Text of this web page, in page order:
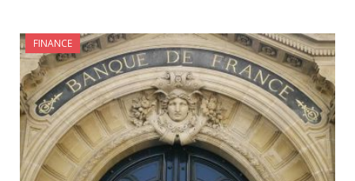
FINANCE